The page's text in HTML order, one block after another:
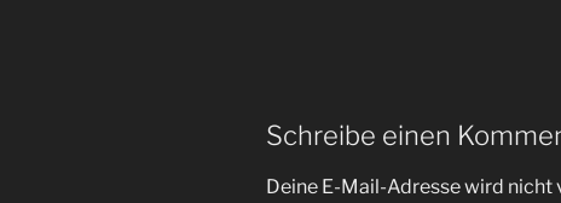
Schreibe einen
Deine E-Mail-Adresse wird